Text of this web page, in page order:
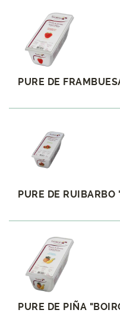
PURE DE
PURE DE RUIBARBO
PURE DE PIÑA